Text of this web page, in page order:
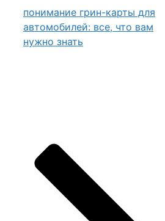
понимание грин-карты для
автомобилей: все, что вам
нужно знать